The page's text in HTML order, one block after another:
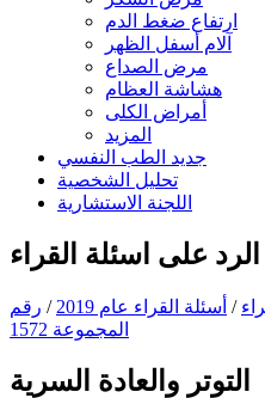
ارتفاع ضغط الدم
آلام أسفل الظهر
مرض الصداع
هشاشة العظام
أمراض الكلى
المزيد
جديد الطب النفسي
تحليل الشخصية
اللجنة الاستشارية
الرد على اسئلة القراء
/ أسئلة القراء عام 2019 / رقم
المجموعة 1572
التوتر والعادة السرية